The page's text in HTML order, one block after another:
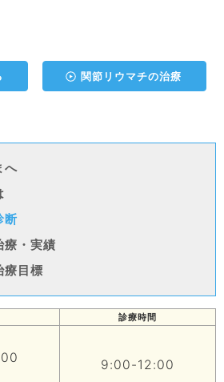
関節リウマチの治療
へ
断
療・実績
療目標
診療時間
9:00-12:00